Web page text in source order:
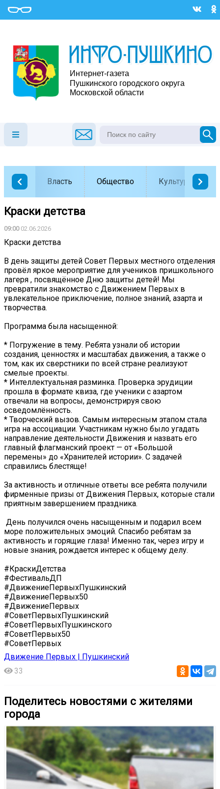
Власть Общество Культура
Краски детства
09:0002.06.2026
Краски детства
В день защиты детей Совет Первых местного отделения
провёл яркое мероприятие для учеников пришкольного
лагеря , посвящённое Дню защиты детей! Мы
превратили знакомство с Движением Первых в
увлекательное приключение, полное знаний, азарта и
творчества.
Программа была насыщенной:
* Погружение в тему. Ребята узнали об истории
создания, ценностях и масштабах движения, а также о
том, как их сверстники по всей стране реализуют
смелые проекты.
* Интеллектуальная разминка. Проверка эрудиции
прошла в формате квиза, где ученики с азартом
отвечали на вопросы, демонстрируя свою
осведомлённость.
* Творческий вызов. Самым интересным этапом стала
игра на ассоциации. Участникам нужно было угадать
направление деятельности Движения и назвать его
главный флагманский проект — от «Большой
перемены» до «Хранителей истории». С задачей
справились блестяще!
За активность и отличные ответы все ребята получили
фирменные призы от Движения Первых, которые стали
приятным завершением праздника.
️ День получился очень насыщенным и подарил всем
море положительных эмоций. Спасибо ребятам за
активность и горящие глаза! Именно так, через игру и
новые знания, рождается интерес к общему делу.
#КраскиДетства
#ФестивальДП
#ДвижениеПервыхПушкинский
#ДвижениеПервых50
#ДвижениеПервых
#СоветПервыхПушкинский
#СоветПервыхПушкинского
#СоветПервых50
#СоветПервых
Движение Первых | Пушкинский
33
Поделитесь новостями с жителями
города